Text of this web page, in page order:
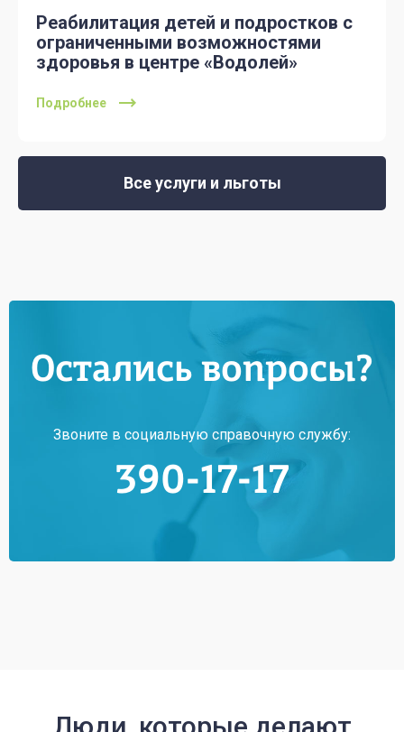
Реабилитация детей и подростков с
ограниченными возможностями
здоровья в центре «Водолей»
Подробнее
Все услуги и льготы
Остались вопросы?
Звоните в социальную справочную службу:
390-17-17